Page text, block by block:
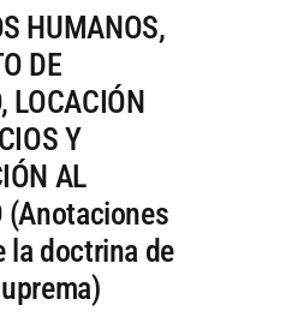
HUMANOS,
DE
LOCACIÓN
Y
AL
(Anotaciones
la doctrina de